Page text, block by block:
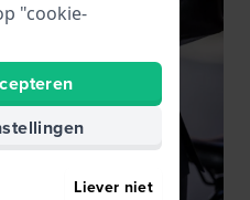
"cookie-
Liever niet